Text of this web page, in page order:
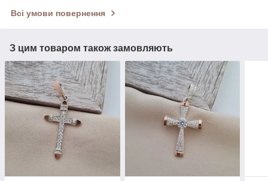
Всі умови повернення
З цим товаром також замовляють